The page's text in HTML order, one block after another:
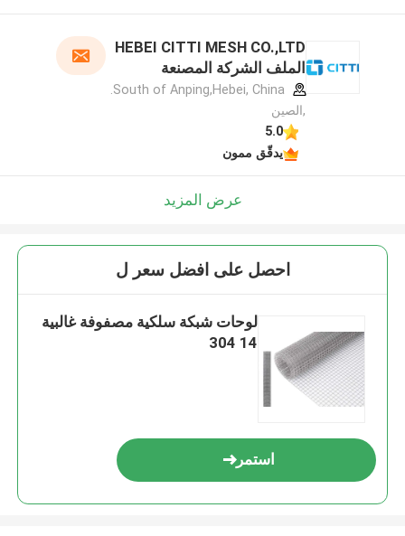
HEBEI CITTI MESH CO.,LTD
الملف الشركة المصنعة
,الصين
5.0
يدقّق ممون
عرض المزيد
احصل على افضل سعر ل
لوحات شبكة سلكية مصفوفة غالبية
14 304
استمر